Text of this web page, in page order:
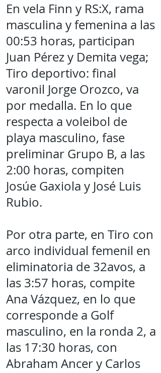
En vela Finn y RS:X, rama
masculina y femenina a las
00:53 horas, participan
Juan Pérez y Demita vega;
Tiro deportivo: final
varonil Jorge Orozco, va
por medalla. En lo que
respecta a voleibol de
playa masculino, fase
preliminar Grupo B, a las
2:00 horas, compiten
Josúe Gaxiola y José Luis
Rubio.
Por otra parte, en Tiro con
arco individual femenil en
eliminatoria de 32avos, a
las 3:57 horas, compite
Ana Vázquez, en lo que
corresponde a Golf
masculino, en la ronda 2, a
las 17:30 horas, con
Abraham Ancer y Carlos